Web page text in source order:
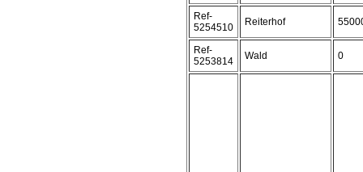
Ref-
5254510
Reiterhof
Ref-
5253814
Wald 0